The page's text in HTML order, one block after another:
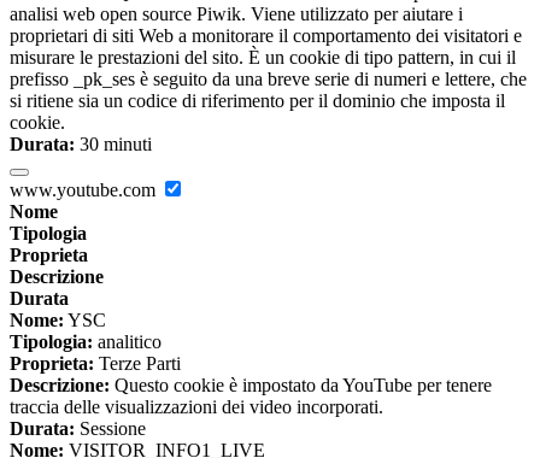
analisi web open source Piwik. Viene utilizzato per aiutare i
proprietari di siti Web a monitorare il comportamento dei visitatori e
misurare le prestazioni del sito. È un cookie di tipo pattern, in cui il
prefisso _pk_ses è seguito da una breve serie di numeri e lettere, che
si ritiene sia un codice di riferimento per il dominio che imposta il
cookie.
Durata: 30 minuti
www.youtube.com
Nome
Tipologia
Proprieta
Descrizione
Durata
Nome: YSC
Tipologia: analitico
Proprieta: Terze Parti
Descrizione: Questo cookie è impostato da YouTube per tenere
traccia delle visualizzazioni dei video incorporati.
Durata: Sessione
Nome: VISITOR_INFO1_LIVE